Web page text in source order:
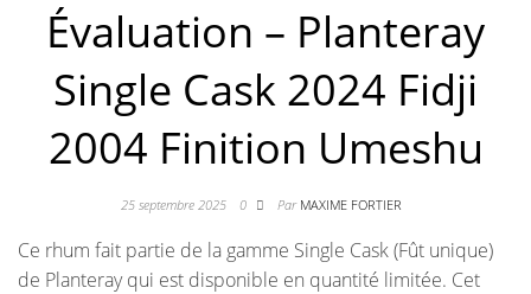
Évaluation – Planteray
Single Cask 2024 Fidji
2004 Finition Umeshu
25 septembre 2025 0 Par MAXIME FORTIER
Ce rhum fait partie de la gamme Single Cask (Fût unique)
de Planteray qui est disponible en quantité limitée. Cet